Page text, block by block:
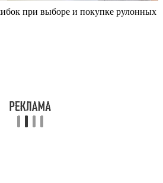
при выборе и покупке рулонных